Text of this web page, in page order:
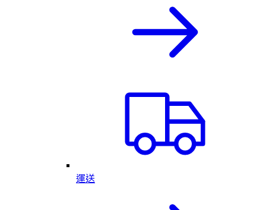
運送